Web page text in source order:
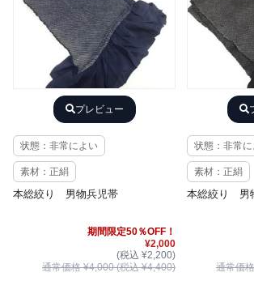
プレビュー
状態：非常によい
素材：正絹
本総絞り 男物兵児帯
期間限定50％OFF！
¥2,000
(税込 ¥2,200)
通常価格 ¥4,000 (税込 ¥4,400)
状態：非常
素材：正絹
本総絞り 男
通常価